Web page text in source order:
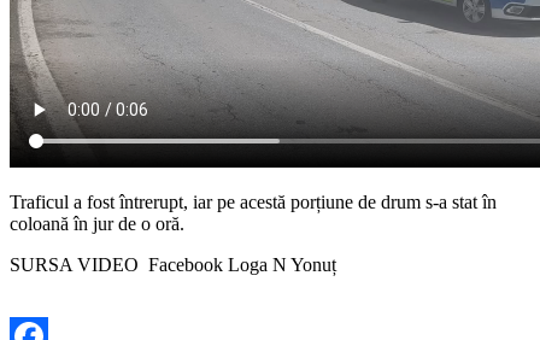
Traficul a fost întrerupt, iar pe acestă porțiune de drum s-a stat în
coloană în jur de o oră.
SURSA VIDEO Facebook Loga N Yonuț